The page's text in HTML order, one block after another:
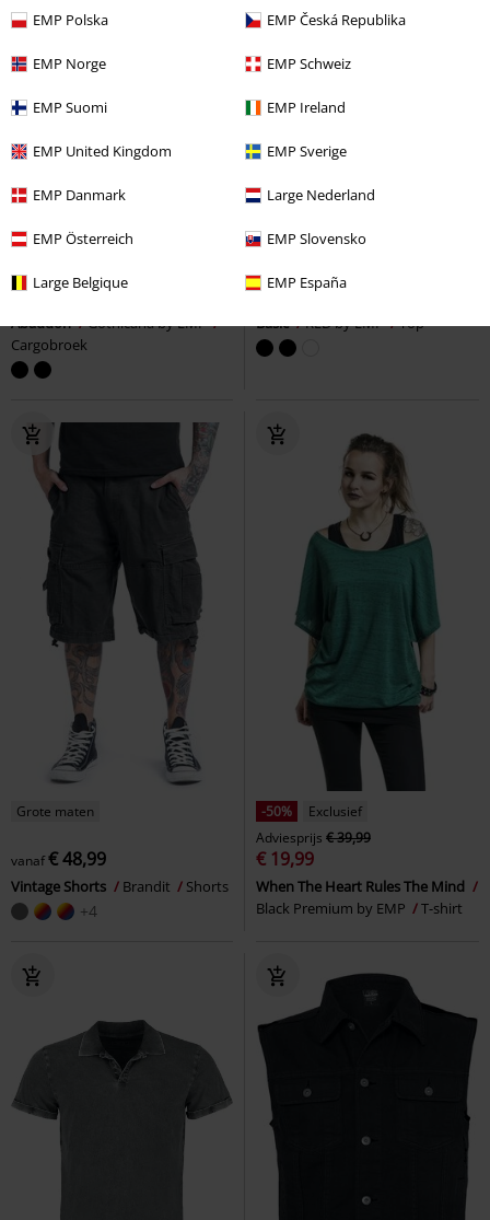
EMP Polska EMP Česká Republika
EMP Norge EMP Schweiz
EMP Suomi EMP Ireland
EMP United Kingdom EMP Sverige
EMP Danmark Large Nederland
EMP Österreich EMP Slovensko
Large Belgique EMP España
Exclusief
Verwijderbare onderdelen
Adviesprijs
vanaf
vanaf € 75,99
Abaddon
Gothicana by EMP
Cargobroek
-45%
Exclusief
Adviesprijs
vanaf
vanaf
€ 13,59
Basic RED by EMP Top
Grote maten
vanaf€ 48,99
Vintage Shorts Brandit Shorts
+4
-50%
Exclusief
Adviesprijs € 39,99
€ 19,99
When The Heart Rules The Mind
Black Premium by EMP
T-shirt